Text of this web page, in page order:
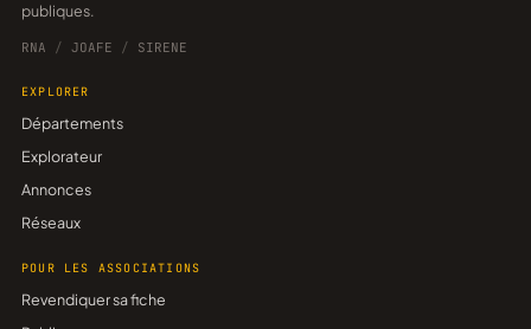
publiques.
RNA / JOAFE / SIRENE
EXPLORER
Départements
Explorateur
Annonces
Réseaux
POUR LES ASSOCIATIONS
Revendiquer sa fiche